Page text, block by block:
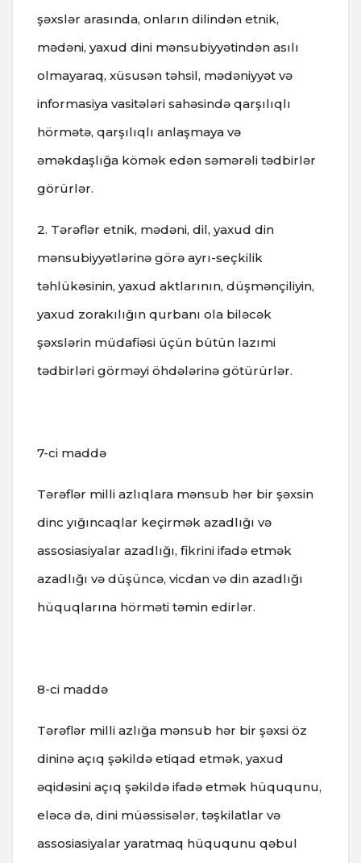
şəxslər arasında, onların dilindən etnik,
mədəni, yaxud dini mənsubiyyətindən asılı
olmayaraq, xüsusən təhsil, mədəniyyət və
informasiya vasitələri sahəsində qarşılıqlı
hörmətə, qarşılıqlı anlaşmaya və
əməkdaşlığa kömək edən səmərəli tədbirlər
görürlər.
2. Tərəflər etnik, mədəni, dil, yaxud din
mənsubiyyətlərinə görə ayrı-seçkilik
təhlükəsinin, yaxud aktlarının, düşmənçiliyin,
yaxud zorakılığın qurbanı ola biləcək
şəxslərin müdafiəsi üçün bütün lazımi
tədbirləri görməyi öhdələrinə götürürlər.
7-ci maddə
Tərəflər milli azlıqlara mənsub hər bir şəxsin
dinc yığıncaqlar keçirmək azadlığı və
assosiasiyalar azadlığı, fikrini ifadə etmək
azadlığı və düşüncə, vicdan və din azadlığı
hüquqlarına hörməti təmin edirlər.
8-ci maddə
Tərəflər milli azlığa mənsub hər bir şəxsi öz
dininə açıq şəkildə etiqad etmək, yaxud
əqidəsini açıq şəkildə ifadə etmək hüququnu,
eləcə də, dini müəssisələr, təşkilatlar və
assosiasiyalar yaratmaq hüququnu qəbul